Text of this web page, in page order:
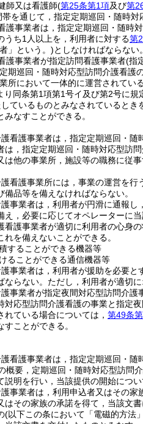
師又は看護師(第25条第1項及び第
を通じて，指定定期巡回・随時
護事業者は，指定定期巡回・随時
うち1人以上を，利用者に対する第
」という。)としなければならない。
護事業者が指定訪問看護事業者(指
期巡回・随時対応型訪問介護看護
所において一体的に運営されてい
り同条第1項第1号イ及び第2号に
ているものとみなされているとき
なすことができる。
看護事業者は，指定定期巡回・
は，指定定期巡回・随時対応型訪
他の事業所，施設等の職務に従事
看護事業所には，事業の運営を
品等を備えなければならない。
事業者は，利用者が円滑に通報
，必要に応じてオペレーターに
護事業者が適切に利用者の心身
を備えないことができる。
することができる機器等
ることができる通信機器等
事業者は，利用者が援助を必要
らない。 ただし，利用者が適切
事業者が指定夜間対応型訪問介護
応型訪問介護看護の事業と指定
ている場合については， 第49条
ことができる。
看護事業者は，指定定期巡回・
概要，定期巡回・随時対応型訪問
明を行い，当該提供の開始につ
事業者は，利用申込者又はその家
はその家族の承諾を得て，当該文
(以下この条において「電磁的方法